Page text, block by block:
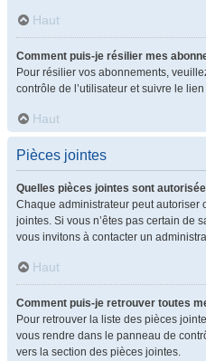
Haut
Comment puis-je résilier mes
Pour résilier vos abonnements,
contrôle de l’utilisateur et suivre le
Haut
Pièces jointes
Quelles pièces jointes sont
Chaque administrateur peut autoriser
jointes. Si vous n’êtes pas certain de
vous invitons à contacter un
Haut
Comment puis-je retrouver toutes
Pour retrouver la liste des pièces
vous rendre dans le panneau de
vers la section des pièces jointes.